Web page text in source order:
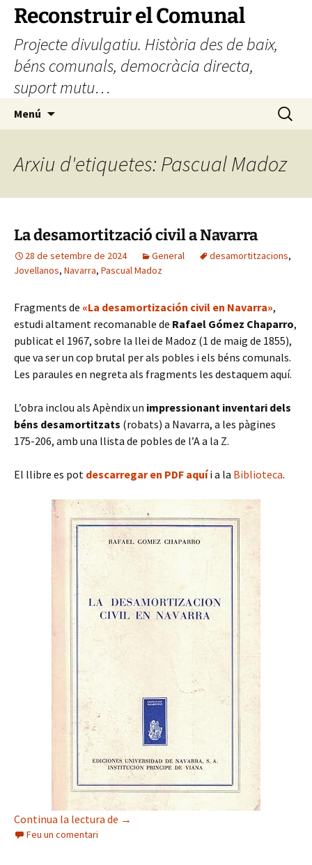
Vés
contingut
Reconstruir el Comunal
Projecte divulgatiu. Història des de baix,
béns comunals, democràcia directa,
suport mutu…
Menú Cerca:
Arxiu d'etiquetes: Pascual Madoz
La desamortització civil a Navarra
28 de setembre de 2024 General desamortitzacions,
Jovellanos, Navarra, Pascual Madoz
Fragments de «La desamortización civil en Navarra»,
estudi altament recomanable de Rafael Gómez Chaparro,
publicat el 1967, sobre la llei de Madoz (1 de maig de 1855),
que va ser un cop brutal per als pobles i els béns comunals.
Les paraules en negreta als fragments les destaquem aquí.
L’obra inclou als Apèndix un impressionant inventari dels
béns desamortitzats (robats) a Navarra, a les pàgines
175-206, amb una llista de pobles de l’A a la Z.
El llibre es pot descarregar en PDF aquíi a la Biblioteca.
Continua la lectura de La desamortització civil a Navarra
→
Feu un comentari